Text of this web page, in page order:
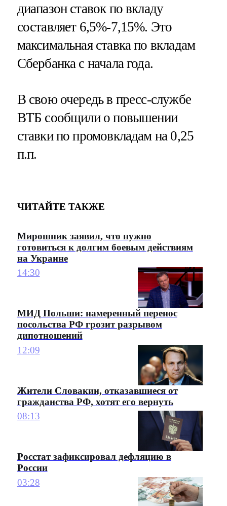
диапазон ставок по вкладу
составляет 6,5%-7,15%. Это
максимальная ставка по вкладам
Сбербанка с начала года.
В свою очередь в пресс-службе
ВТБ сообщили о повышении
ставки по промовкладам на 0,25
п.п.
ЧИТАЙТЕ ТАКЖЕ
Мирошник заявил, что нужно
готовиться к долгим боевым действиям
на Украине
14:30
МИД Польши: намеренный перенос
посольства РФ грозит разрывом
дипотношений
12:09
Жители Словакии, отказавшиеся от
гражданства РФ, хотят его вернуть
08:13
Росстат зафиксировал дефляцию в
России
03:28